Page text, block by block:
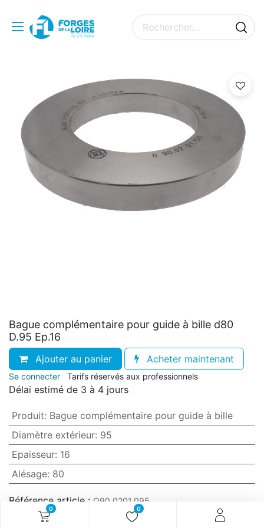
0 0
Bague complémentaire pour guide à bille d80
D.95 Ep.16
Ajouter au panier Acheter maintenant
Se connecter Tarifs réservés aux professionnels
Délai estimé de 3 à 4 jours
Produit: Bague complémentaire pour guide à bille
Diamètre extérieur: 95
Epaisseur: 16
Alésage: 80
Référence article : O90.0201.095